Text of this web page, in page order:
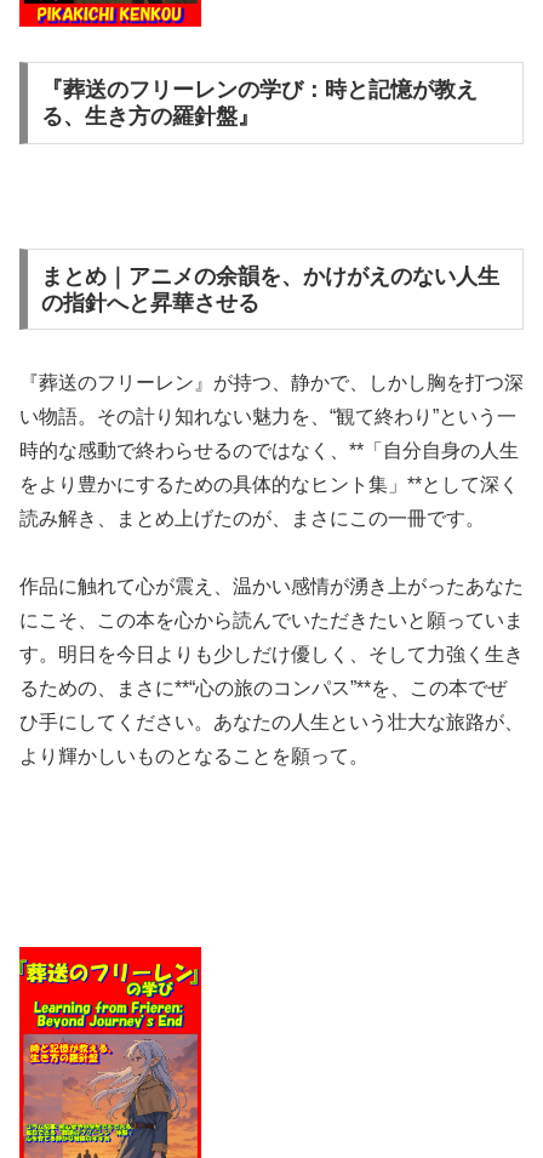
『葬送のフリーレンの学び：時と記憶が教え
る、生き方の羅針盤』
まとめ｜アニメの余韻を、かけがえのない人生
の指針へと昇華させる
『葬送のフリーレン』が持つ、静かで、しかし胸を打つ深
い物語。その計り知れない魅力を、“観て終わり”という一
時的な感動で終わらせるのではなく、**「自分自身の人生
をより豊かにするための具体的なヒント集」**として深く
読み解き、まとめ上げたのが、まさにこの一冊です。
作品に触れて心が震え、温かい感情が湧き上がったあなた
にこそ、この本を心から読んでいただきたいと願っていま
す。明日を今日よりも少しだけ優しく、そして力強く生き
るための、まさに**“心の旅のコンパス”**を、この本でぜ
ひ手にしてください。あなたの人生という壮大な旅路が、
より輝かしいものとなることを願って。